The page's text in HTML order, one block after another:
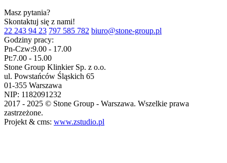
Masz pytania?
Skontaktuj się z nami!
22 243 94 23 797 585 782 biuro@stone-group.pl
Godziny pracy:
Pn-Czw:9.00 - 17.00
Pt:7.00 - 15.00
Stone Group Klinkier Sp. z o.o.
ul. Powstańców Śląskich 65
01-355 Warszawa
NIP: 1182091232
2017 - 2025 © Stone Group - Warszawa. Wszelkie prawa
zastrzeżone.
Projekt & cms: www.zstudio.pl